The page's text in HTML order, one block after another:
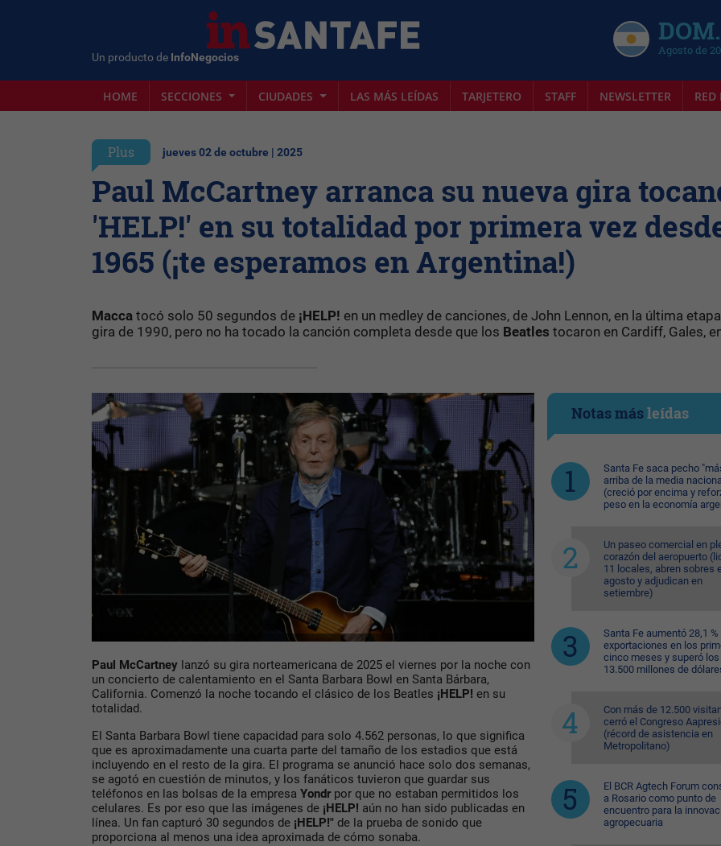
Un producto de InfoNegocios Agosto de
HOME SECCIONES CIUDADES LAS MÁS LEÍDAS TARJETERO STAFF NEWSLETTER RED
Plus jueves 02 de octubre | 2025
Paul McCartney arranca su nueva gira
'HELP!' en su totalidad por primera vez
1965 (¡te esperamos en Argentina!)
Macca tocó solo 50 segundos de ¡HELP! en un medley de canciones, de John Lennon, en la última
gira de 1990, pero no ha tocado la canción completa desde que los Beatles tocaron en Cardiff, Gales,
Paul McCartney lanzó su gira norteamericana de 2025 el viernes por la noche con
un concierto de calentamiento en el Santa Barbara Bowl en Santa Bárbara,
California. Comenzó la noche tocando el clásico de los Beatles ¡HELP! en su
totalidad.
El Santa Barbara Bowl tiene capacidad para solo 4.562 personas, lo que significa
que es aproximadamente una cuarta parte del tamaño de los estadios que está
incluyendo en el resto de la gira. El programa se anunció hace solo dos semanas,
se agotó en cuestión de minutos, y los fanáticos tuvieron que guardar sus
teléfonos en las bolsas de la empresa Yondrpor que no estaban permitidos los
celulares. Es por eso que las imágenes de ¡HELP! aún no han sido publicadas en
línea. Un fan capturó 30 segundos de ¡HELP!" de la prueba de sonido que
proporciona al menos una idea aproximada de cómo sonaba.
Notas másleídas
Santa Fe saca pecho
arriba de la media
(creció por encima y
peso en la economía
Un paseo comercial en
corazón del aeropuerto
11 locales, abren sobres
agosto y adjudican en
setiembre)
Santa Fe aumentó 28,1 %
exportaciones en los
cinco meses y superó los
13.500 millones de
Con más de 12.500
cerró el Congreso
(récord de asistencia en
Metropolitano)
El BCR Agtech Forum
a Rosario como punto de
encuentro para la
agropecuaria